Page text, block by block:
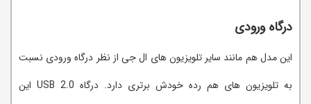
درگاه ورودی
این مدل هم مانند سایر تلویزیون های ال جی از نظر درگاه ورودی نسبت
به تلویزیون های هم رده خودش برتری دارد. درگاه USB 2.0 این